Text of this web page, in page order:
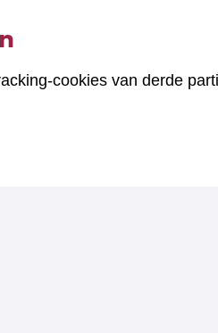
cookies van derde